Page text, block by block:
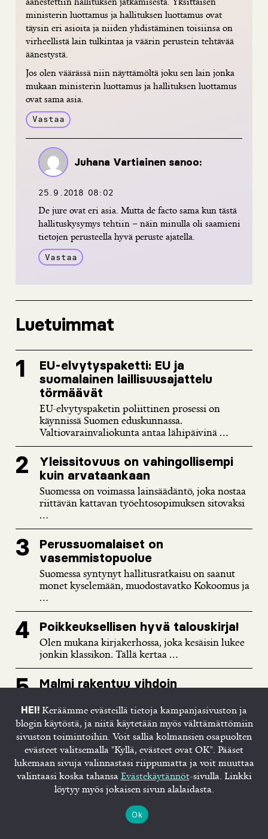
ministerin luottamus ja hallituksen luottamus ovat
täysin eri asioita ja niiden yhdistäminen toisiinsa on
virheellistä lain tulkintaa ja väärin perustein tehtävää
äänestystä.
Jos olen väärässä niin näyttämöltä joku sen lain jonka
mukaan ministerin luottamus ja hallituksen luottamus
ovat sama asia.
Vastaa
Juhana Vartiainen sanoo:
25.9.2018 08:02
De jure ovat eri asia. Mutta de facto sama kun tästä
hallituskysymys tehtiin – näin minulla oli saamieni
tietojen perusteella hyvä peruste ajatella.
Vastaa
Luetuimmat
EU-elvytyspaketti: EU ja
suomalainen laillisuusajattelu
törmäävät
EU-elvytyspaketin poliittinen prosessi on
käynnissä Suomen eduskunnassa.
Valtiovarainvaliokunta antaa lähipäivinä ...
Yleissitovuus on vahingollisempi
kuin arvataankaan
Suomessa on voimassa lainsäädäntö, joka nostaa
riittävän kattavan työehtosopimuksen sitovaksi
...
Perussuomalaiset on
vasemmistopuolue
Suomessa syntynyt hallitusratkaisu on saanut
monet kyselemään, muodostavatko Kokoomus ja
...
Poikkeuksellisen hyvä talouskirja!
Olen mukana kirjakerhossa, joka kesäisin lukee
jonkin klassikon. Tällä kertaa ...
Malmi rakentuu vihdoin
pitkäjänteistä työskentelyä. On miellyttävää
avata uusi ...
Sörnäisten vankilan alue
helsinkiläisten käyttöön
Rikosseuraamuslaitos (Rise) suunnittelee suurta
vankilaverkoston uudistusta, jossa
rakennettaisiin uusia suurikokoisia ...
HEI! Keräämme evästeillä tietoja kampanjasivuston ja
blogin käytöstä, ja niitä käytetään myös välttämättömiin
sivuston toimintoihin. Voit sallia kolmansien osapuolten
evästeet valitsemalla "Kyllä, evästeet ovat OK". Pääset
lukemaan sivuja valinnastasi riippumatta ja voit muuttaa
valintaasi koska tahansaEvästekäytännöt-sivulla. Linkki
löytyy myös jokaisen sivun alalaidasta.
Ok